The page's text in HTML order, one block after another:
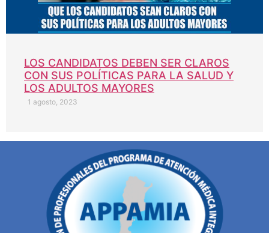
LOS CANDIDATOS DEBEN SER CLAROS
CON SUS POLÍTICAS PARA LA SALUD Y
LOS ADULTOS MAYORES
1 agosto, 2023